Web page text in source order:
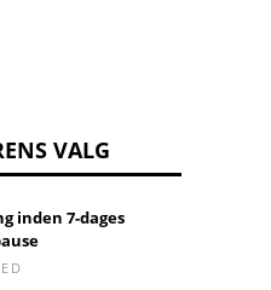
VALG
inden 7-dages